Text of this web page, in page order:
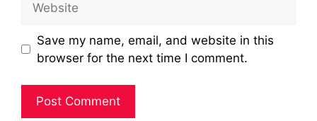
Save my name, email, and website in this
browser for the next time I comment.